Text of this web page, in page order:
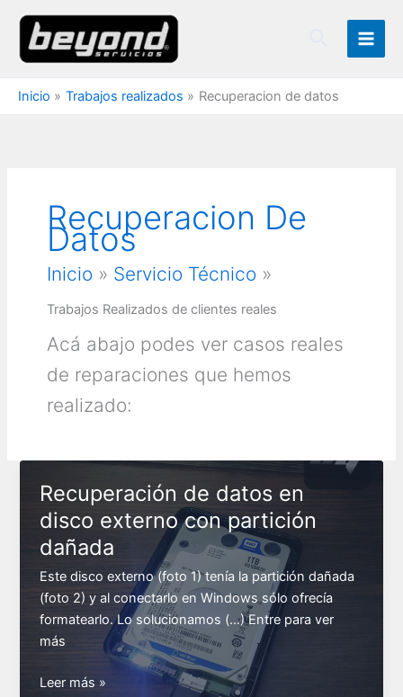
contenido
Buscar
Inicio Trabajos realizados Recuperacion de datos
Recuperacion De
Datos
Inicio» Servicio Técnico»
Trabajos Realizados de clientes reales
Acá abajo podes ver casos reales
de reparaciones que hemos
realizado:
Recuperación de datos en
disco externo con partición
dañada
Este disco externo (foto 1) tenía la partición dañada
(foto 2) y al conectarlo en Windows sólo ofrecía
formatearlo. Lo solucionamos (…) Entre para ver
más
Recuperación
Leer más »